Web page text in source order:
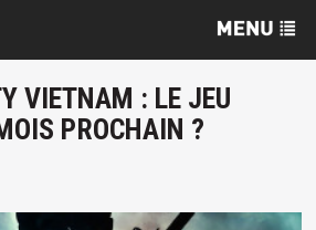
VIETNAM : LE JEU
PROCHAIN ?